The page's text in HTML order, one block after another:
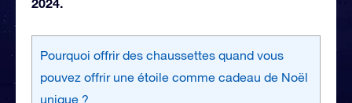
Pourquoi offrir des chaussettes quand vous
pouvez offrir une étoile comme cadeau de Noël
unique ?